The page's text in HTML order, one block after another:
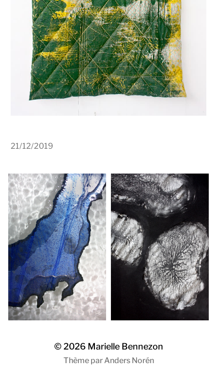
21/12/2019
© 2026 Marielle Bennezon
Thème parAnders Norén